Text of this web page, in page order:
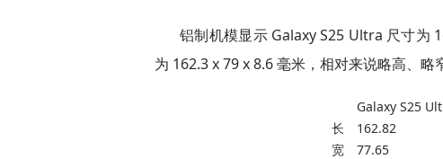
铝制机模显示 Galaxy S25 Ultra 尺寸为
为 162.3 x 79 x 8.6 毫米，相对来说略高、略
Galaxy S25
长
162.82
宽
77.65